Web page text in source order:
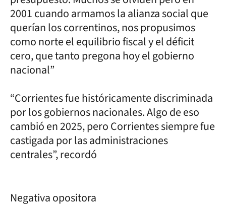
2001 cuando armamos la alianza social que
querían los correntinos, nos propusimos
como norte el equilibrio fiscal y el déficit
cero, que tanto pregona hoy el gobierno
nacional”
“Corrientes fue históricamente discriminada
por los gobiernos nacionales. Algo de eso
cambió en 2025, pero Corrientes siempre fue
castigada por las administraciones
centrales”, recordó
Negativa opositora